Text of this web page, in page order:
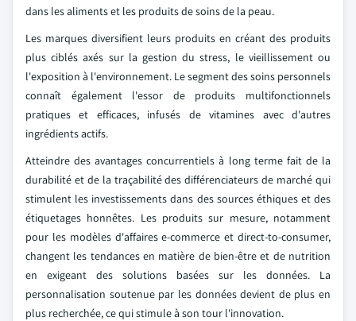
dans les aliments et les produits de soins de la peau.
Les marques diversifient leurs produits en créant des produits
plus ciblés axés sur la gestion du stress, le vieillissement ou
l'exposition à l'environnement. Le segment des soins personnels
connaît également l'essor de produits multifonctionnels
pratiques et efficaces, infusés de vitamines avec d'autres
ingrédients actifs.
Atteindre des avantages concurrentiels à long terme fait de la
durabilité et de la traçabilité des différenciateurs de marché qui
stimulent les investissements dans des sources éthiques et des
étiquetages honnêtes. Les produits sur mesure, notamment
pour les modèles d'affaires e-commerce et direct-to-consumer,
changent les tendances en matière de bien-être et de nutrition
en exigeant des solutions basées sur les données. La
personnalisation soutenue par les données devient de plus en
plus recherchée, ce qui stimule à son tour l'innovation.